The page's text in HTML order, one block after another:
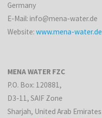
Germany
E-Mail: info@mena-water.de
Website:www.mena-water.de
MENA WATER FZC
P.O. Box: 120881,
D3-11, SAIF Zone
Sharjah, United Arab Emirates